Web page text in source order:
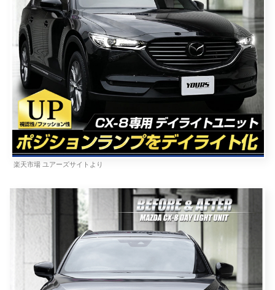
楽天市場 ユアーズサイトより